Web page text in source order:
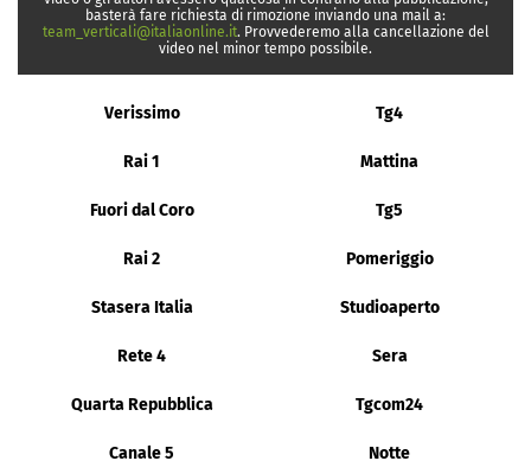
basterà fare richiesta di rimozione inviando una mail a:
team_verticali@italiaonline.it. Provvederemo alla cancellazione del
video nel minor tempo possibile.
Verissimo Tg4
Rai 1 Mattina
Fuori dal Coro Tg5
Rai 2 Pomeriggio
Stasera Italia Studioaperto
Rete 4 Sera
Quarta Repubblica Tgcom24
Canale 5 Notte